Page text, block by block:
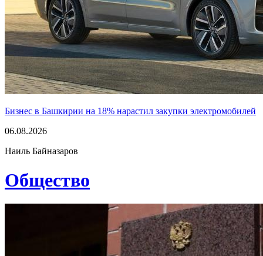
Бизнес в Башкирии на 18% нарастил закупки электромобилей
06.08.2026
Наиль Байназаров
Общество